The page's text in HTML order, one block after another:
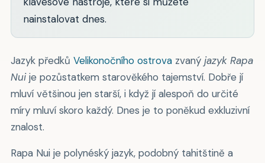
nainstalovat dnes.
Jazyk předků Velikonočního ostrovazvaný jazyk Rapa
Nuije pozůstatkem starověkého tajemství. Dobře jí
mluví většinou jen starší, i když jí alespoň do určité
míry mluví skoro každý. Dnes je to poněkud exkluzivní
znalost.
Rapa Nui je polynéský jazyk, podobný tahitštině a